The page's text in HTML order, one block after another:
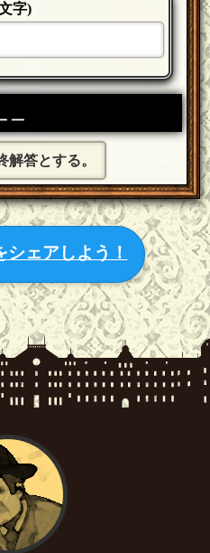
字)
解答とする。
シェアしよう！